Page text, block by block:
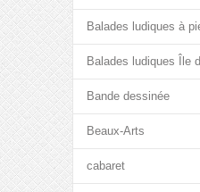
Balades ludiques à
Balades ludiques Île
Bande dessinée
Beaux-Arts
cabaret